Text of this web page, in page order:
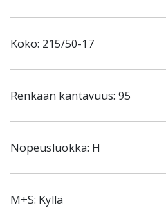
Koko: 215/50-17
Renkaan kantavuus: 95
Nopeusluokka: H
M+S: Kyllä